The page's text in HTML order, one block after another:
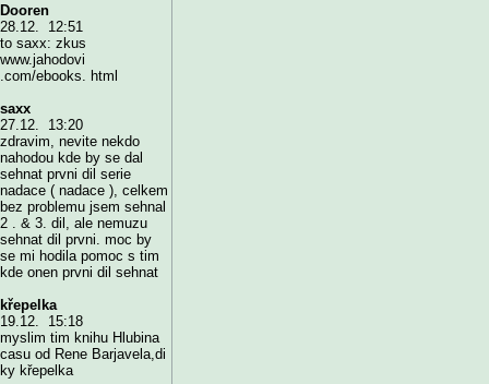
Dooren
28.12. 12:51
to saxx: zkus
www.jahodovi
.com/ebooks. html
saxx
27.12. 13:20
zdravim, nevite nekdo
nahodou kde by se dal
sehnat prvni dil serie
nadace ( nadace ), celkem
bez problemu jsem sehnal
2 . & 3. dil, ale nemuzu
sehnat dil prvni. moc by
se mi hodila pomoc s tim
kde onen prvni dil sehnat
křepelka
19.12. 15:18
myslim tim knihu Hlubina
casu od Rene Barjavela,di
ky křepelka